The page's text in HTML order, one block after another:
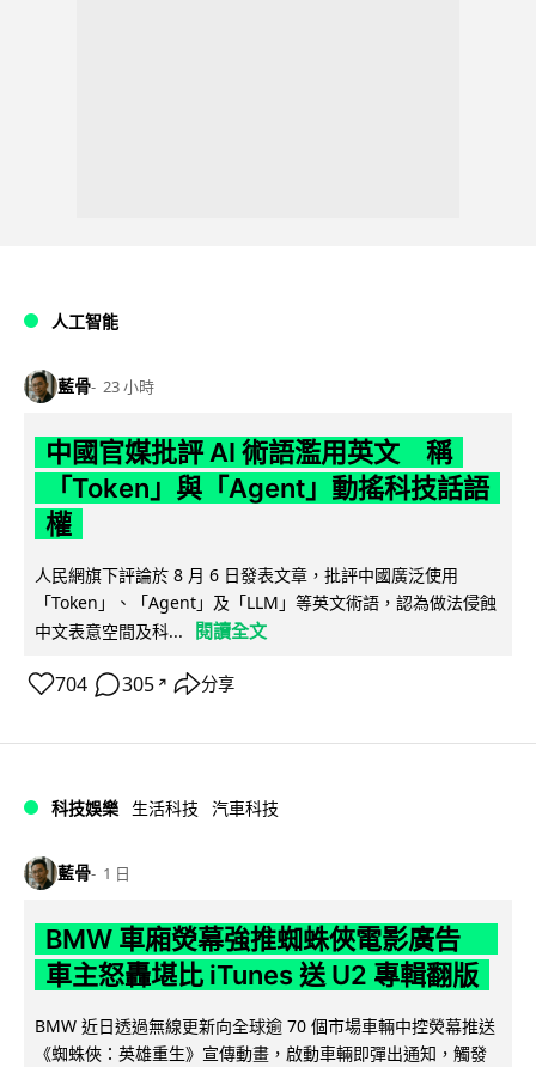
人工智能
藍骨 23 小時
中國官媒批評 AI 術語濫用英文 稱
「Token」與「Agent」動搖科技話語
權
人民網旗下評論於 8 月 6 日發表文章，批評中國廣泛使用
「Token」、「Agent」及「LLM」等英文術語，認為做法侵蝕
中文表意空間及科...
閱讀全文
704 305 ↗ 分享
科技娛樂 生活科技 汽車科技
藍骨 1 日
BMW 車廂熒幕強推蜘蛛俠電影廣告
車主怒轟堪比 iTunes 送 U2 專輯翻版
BMW 近日透過無線更新向全球逾 70 個市場車輛中控熒幕推送
《蜘蛛俠：英雄重生》宣傳動畫，啟動車輛即彈出通知，觸發